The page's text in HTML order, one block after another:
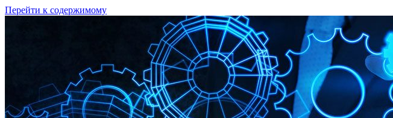
Перейти к содержимому